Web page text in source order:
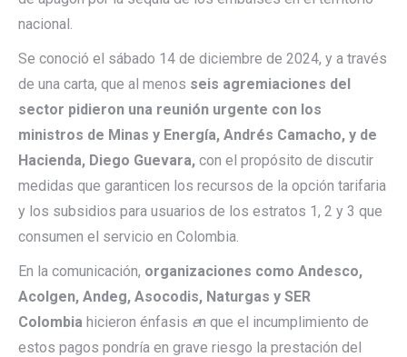
nacional.
Se conoció el sábado 14 de diciembre de 2024, y a través
de una carta, que al menos seis agremiaciones del
sector pidieron una reunión urgente con los
ministros de Minas y Energía, Andrés Camacho, y de
Hacienda, Diego Guevara, con el propósito de discutir
medidas que garanticen los recursos de la opción tarifaria
y los subsidios para usuarios de los estratos 1, 2 y 3 que
consumen el servicio en Colombia.
En la comunicación, organizaciones como Andesco,
Acolgen, Andeg, Asocodis, Naturgas y SER
Colombia hicieron énfasis en que el incumplimiento de
estos pagos pondría en grave riesgo la prestación del